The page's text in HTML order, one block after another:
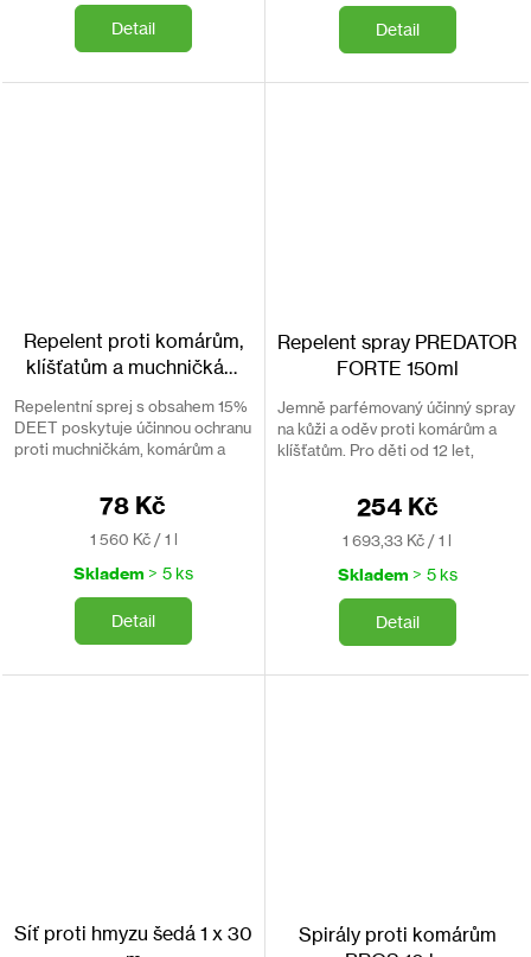
Detail Detail
Repelent proti komárům,
klíšťatům a muchničkám
Repelentní sprej s obsahem 15%
DEET poskytuje účinnou ochranu
proti muchničkám, komárům a
78 Kč
Měrná
1 560 Kč / 1 l
Skladem > 5 ks
Detail
Repelent spray PREDATOR
FORTE 150ml
Jemně parfémovaný účinný spray
na kůži a oděv proti komárům a
klíšťatům. Pro děti od 12 let,
254 Kč
Měrná
1 693,33 Kč / 1 l
Skladem > 5 ks
Detail
Síť proti hmyzu šedá 1 x 30
Spirály proti komárům